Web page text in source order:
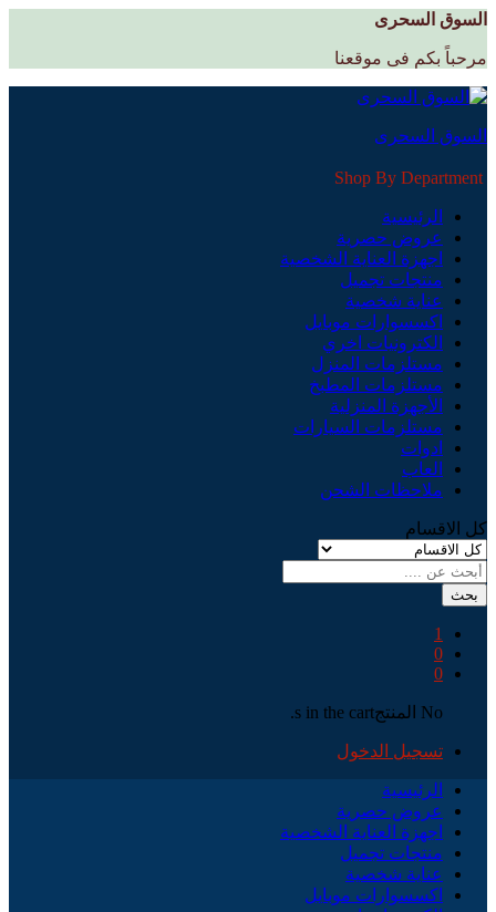
السوق السحرى
مرحباً بكم فى موقعنا
السوق السحرى
Shop By Department
الرئيسية
عروض حصرية
اجهزة العناية الشخصية
منتجات تجميل
عناية شخصية
اكسسوارات موبايل
الكترونيات اخري
مستلزمات المنزل
مستلزمات المطبخ
الأجهزة المنزلية
مستلزمات السيارات
ادوات
العاب
ملاحظات الشحن
كل الاقسام
بحث
1
0
0
No المنتجs in the cart.
تسجيل الدخول
الرئيسية
عروض حصرية
اجهزة العناية الشخصية
منتجات تجميل
عناية شخصية
اكسسوارات موبايل